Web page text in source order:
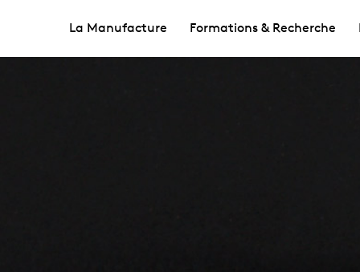
La Manufacture Formations & Recherche